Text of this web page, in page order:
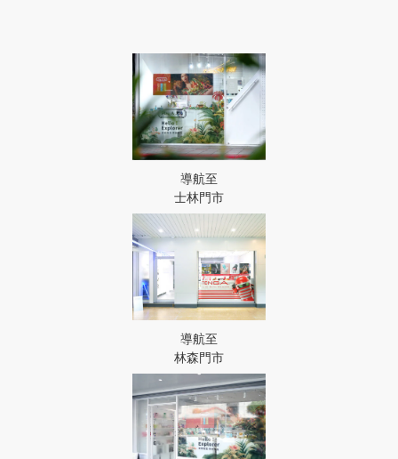
導航至
士林門市
導航至
林森門市